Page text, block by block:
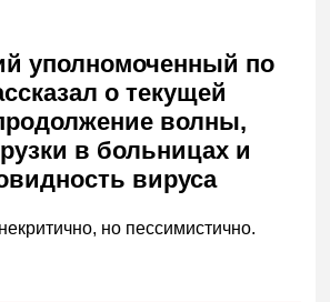
уполномоченный по
о текущей
волны,
в больницах и
вируса
но пессимистично.